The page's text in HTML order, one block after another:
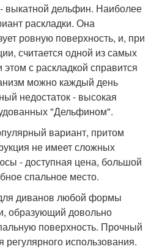
выкатной дельфин. Наиболее
раскладки. Она
ровную поверхность, и, при
считается одной из самых
с раскладкой справится
можно каждый день
недостаток - высокая
"Дельфином".
вариант, притом
не имеет сложных
- доступная цена, большой
спальное место.
диванов любой формы
образующий довольно
поверхность. Прочный
использования.